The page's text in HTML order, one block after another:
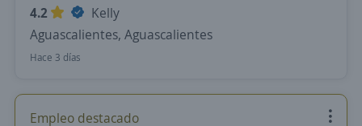
4.2
Kelly
Aguascalientes, Aguascalientes
Hace 3 días
Empleo destacado